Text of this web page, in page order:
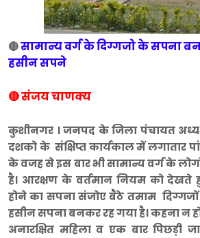
🔴सामान्य वर्ग के दिग्गजो के सपना
हसीन सपने
🔴 संजय चाणक्य
कुशीनगर । जनपद के जिला पंचायत
दशको के संक्षिप्त कार्यकाल में लगातार
के वजह से इस बार भी सामान्य वर्ग के
है। आरक्षण के वर्तमान नियम को देखते
होने का सपना संजोए बैठे तमाम
हसीन सपना बनकर रह गया है। कहना न
अनारक्षित महिला व एक बार पिछड़ी